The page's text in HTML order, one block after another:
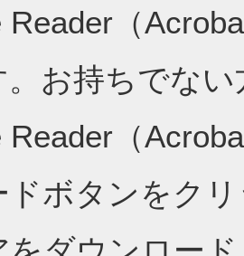
Reader（
。お持ちでな
Reader（
ドボタンをク